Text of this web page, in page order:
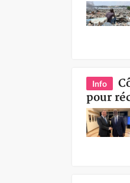
Info
pour